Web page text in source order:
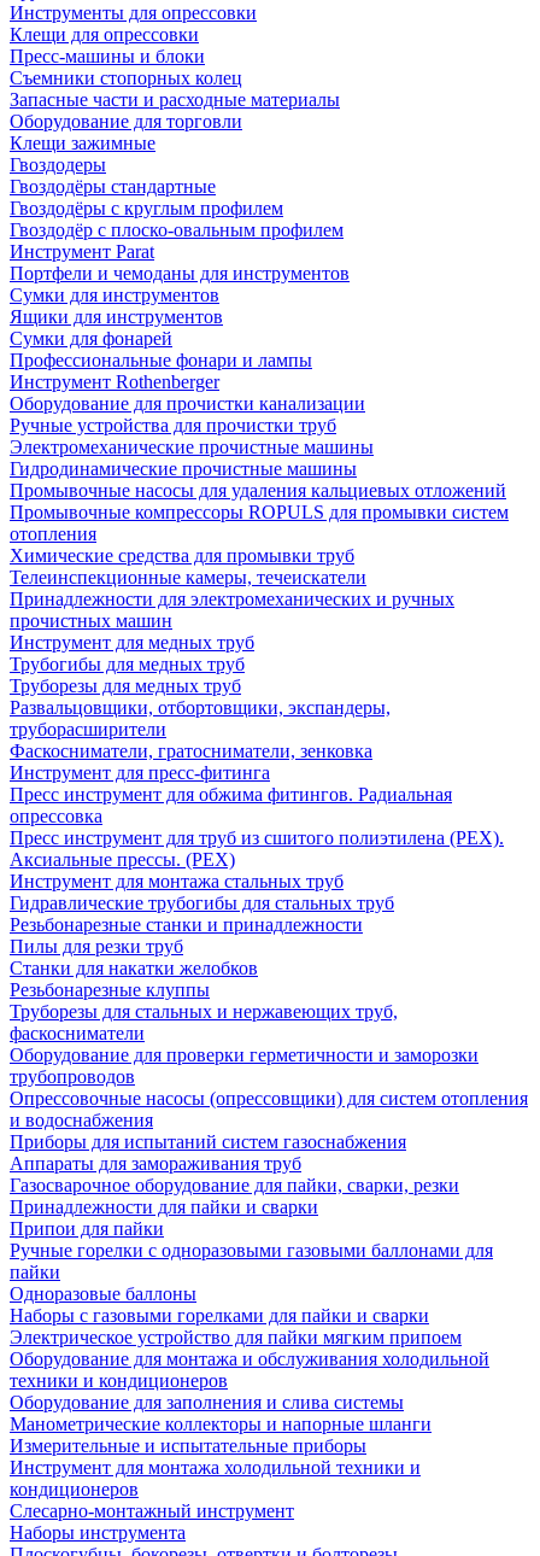
Инструменты для опрессовки
Клещи для опрессовки
Пресс-машины и блоки
Съемники стопорных колец
Запасные части и расходные материалы
Оборудование для торговли
Клещи зажимные
Гвоздодеры
Гвоздодёры стандартные
Гвоздодёры с круглым профилем
Гвоздодёр с плоско-овальным профилем
Инструмент Parat
Портфели и чемоданы для инструментов
Сумки для инструментов
Ящики для инструментов
Сумки для фонарей
Профессиональные фонари и лампы
Инструмент Rothenberger
Оборудование для прочистки канализации
Ручные устройства для прочистки труб
Электромеханические прочистные машины
Гидродинамические прочистные машины
Промывочные насосы для удаления кальциевых отложений
Промывочные компрессоры ROPULS для промывки систем
отопления
Химические средства для промывки труб
Телеинспекционные камеры, течеискатели
Принадлежности для электромеханических и ручных
прочистных машин
Инструмент для медных труб
Трубогибы для медных труб
Труборезы для медных труб
Развальцовщики, отбортовщики, экспандеры,
труборасширители
Фаскосниматели, гратосниматели, зенковка
Инструмент для пресс-фитинга
Пресс инструмент для обжима фитингов. Радиальная
опрессовка
Пресс инструмент для труб из сшитого полиэтилена (PEX).
Аксиальные прессы. (PEX)
Инструмент для монтажа стальных труб
Гидравлические трубогибы для стальных труб
Резьбонарезные станки и принадлежности
Пилы для резки труб
Станки для накатки желобков
Резьбонарезные клуппы
Труборезы для стальных и нержавеющих труб,
фаскосниматели
Оборудование для проверки герметичности и заморозки
трубопроводов
Опрессовочные насосы (опрессовщики) для систем отопления
и водоснабжения
Приборы для испытаний систем газоснабжения
Аппараты для замораживания труб
Газосварочное оборудование для пайки, сварки, резки
Принадлежности для пайки и сварки
Припои для пайки
Ручные горелки с одноразовыми газовыми баллонами для
пайки
Одноразовые баллоны
Наборы с газовыми горелками для пайки и сварки
Электрическое устройство для пайки мягким припоем
Оборудование для монтажа и обслуживания холодильной
техники и кондиционеров
Оборудование для заполнения и слива системы
Манометрические коллекторы и напорные шланги
Измерительные и испытательные приборы
Инструмент для монтажа холодильной техники и
кондиционеров
Слесарно-монтажный инструмент
Наборы инструмента